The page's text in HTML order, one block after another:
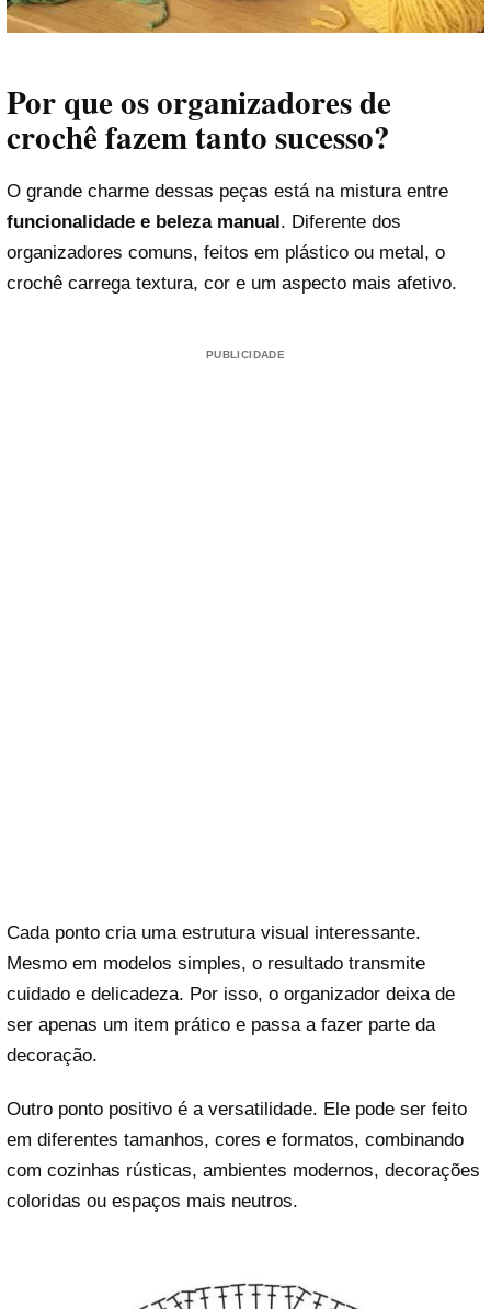
Por que os organizadores de
crochê fazem tanto sucesso?
O grande charme dessas peças está na mistura entre
funcionalidade e beleza manual. Diferente dos
organizadores comuns, feitos em plástico ou metal, o
crochê carrega textura, cor e um aspecto mais afetivo.
PUBLICIDADE
Cada ponto cria uma estrutura visual interessante.
Mesmo em modelos simples, o resultado transmite
cuidado e delicadeza. Por isso, o organizador deixa de
ser apenas um item prático e passa a fazer parte da
decoração.
Outro ponto positivo é a versatilidade. Ele pode ser feito
em diferentes tamanhos, cores e formatos, combinando
com cozinhas rústicas, ambientes modernos, decorações
coloridas ou espaços mais neutros.